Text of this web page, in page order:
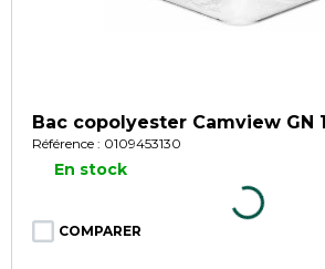
Bac copolyester Camview GN
Référence : 0109453130
En stock
COMPARER